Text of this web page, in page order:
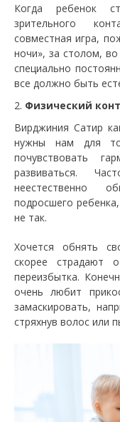
Когда ребенок
зрительного
совместная игра,
ночи», за столом,
специально
все должно быть
Физический
Вирджиния Сатир
нужны нам для
почувствовать
развиваться.
неестественно
подросшего
не так.
Хочется обнять
скорее страдают
переизбытка.
очень любит
замаскировать,
стряхнув волос или